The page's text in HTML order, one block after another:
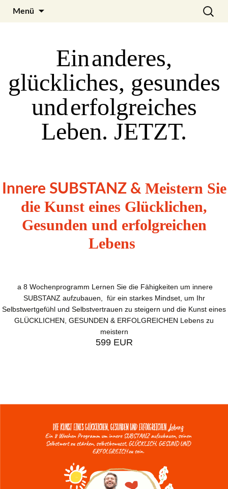
Julia Noyel
Menü
Search
for:
Einanderes,
glückliches, gesundes
underfolgreiches
Leben. JETZT.
Innere SUBSTANZ & Meistern Sie
die Kunst eines Glücklichen,
Gesunden und erfolgreichen
Lebens
a 8 Wochenprogramm Lernen Sie die Fähigkeiten um innere
SUBSTANZ aufzubauen, für ein starkes Mindset, um Ihr
Selbstwertgefühl und Selbstvertrauen zu steigern und die Kunst eines
GLÜCKLICHEN, GESUNDEN & ERFOLGREICHEN Lebens zu
meistern
599 EUR